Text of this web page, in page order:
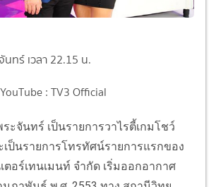
ทร์ เวลา 22.15 น.
: TV3 Official
ทร์ เป็นรายการวาไรตี้เกมโชว์
เป็นรายการโทรทัศน์รายการแรกของ
ตอร์เทนเมนท์ จำกัด เริ่มออกอากาศ